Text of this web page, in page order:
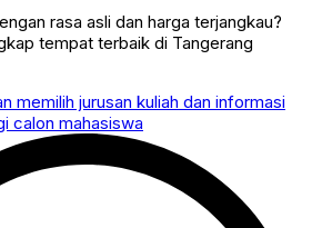
rasa asli dan harga terjangkau?
tempat terbaik di Tangerang